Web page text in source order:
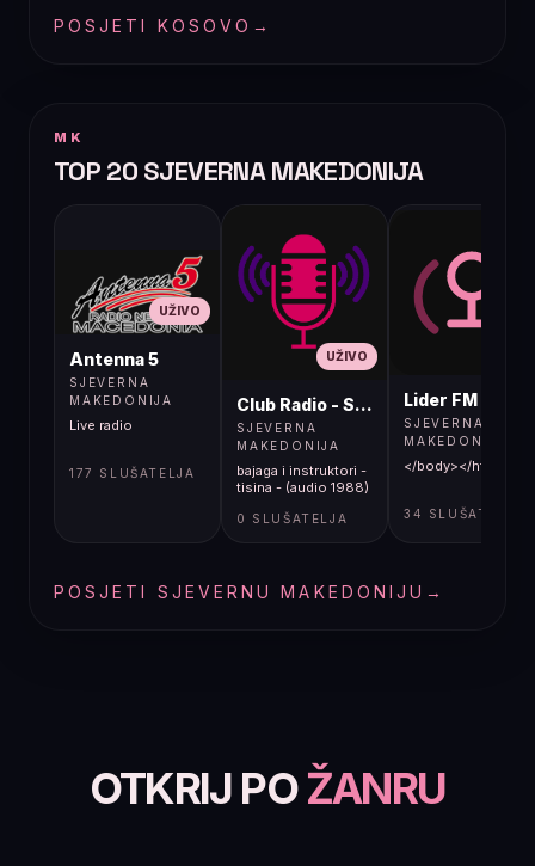
POSJETI KOSOVO →
MK
TOP 20 SJEVERNA MAKEDONIJA
UŽIVO
Antenna 5
SJEVERNA
MAKEDONIJA
Live radio
177 SLUŠATELJA
UŽIVO
Club Radio - Skopje, Mcedonia
SJEVERNA
MAKEDONIJA
bajaga i instruktori -
tisina - (audio 1988)
0 SLUŠATELJA
Lider FM 107,4
SJEVERNA
MAKEDONIJA
</body></html>
34 SLUŠATELJA
POSJETI SJEVERNU MAKEDONIJU →
OTKRIJ POŽANRU